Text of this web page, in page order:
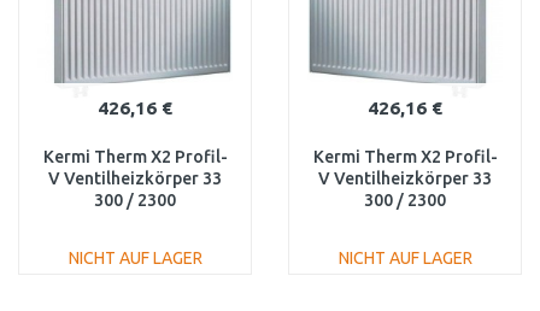
426,16 €
Kermi Therm X2 Profil-
V Ventilheizkörper 33
300 / 2300
NICHT AUF LAGER
426,16 €
Kermi Therm X2 Profil-
V Ventilheizkörper 33
300 / 2300
NICHT AUF LAGER